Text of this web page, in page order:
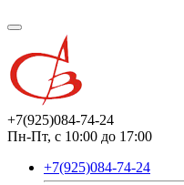
+7(925)084-74-24
Пн-Пт, с 10:00 до 17:00
+7(925)084-74-24